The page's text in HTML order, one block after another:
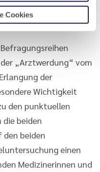
Cookies
zu
„Arztwerdung“ vom
der
Wichtigkeit
den punktuellen
beiden
den beiden
einen
Medizinerinnen und